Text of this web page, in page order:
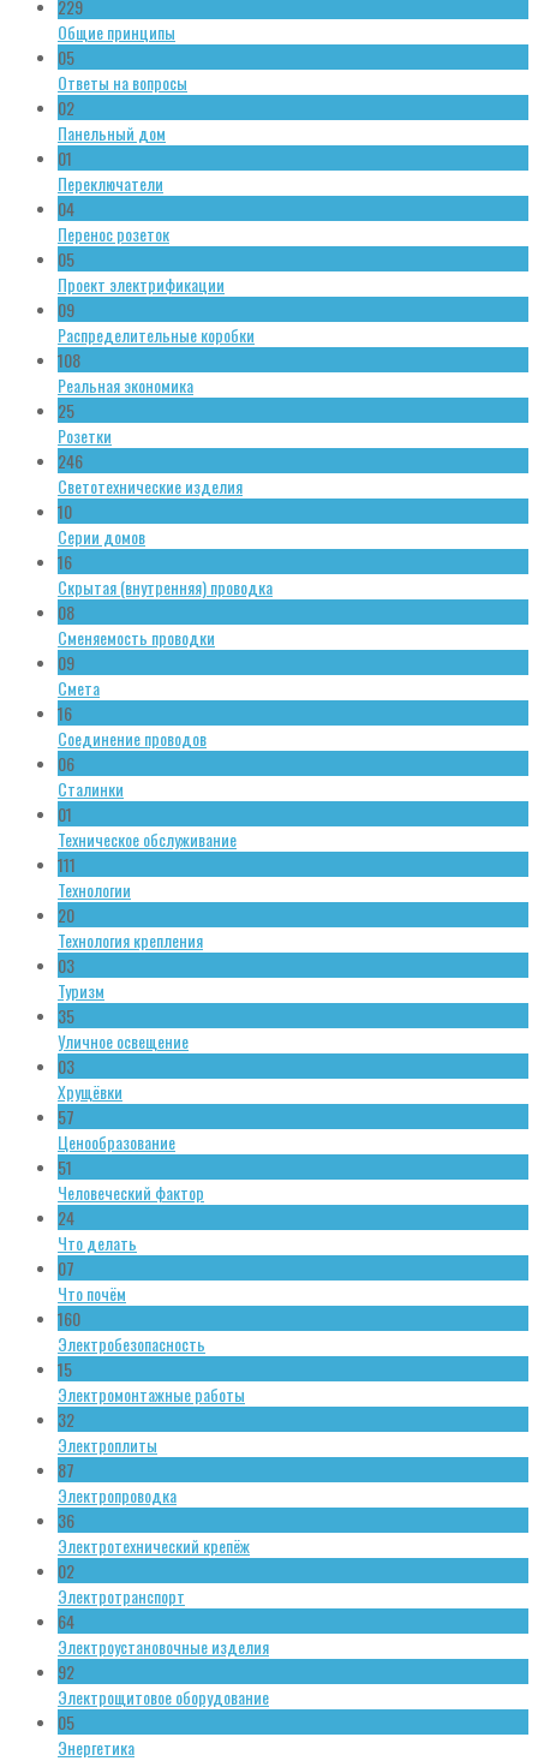
229
Общие принципы
05
Ответы на вопросы
02
Панельный дом
01
Переключатели
04
Перенос розеток
05
Проект электрификации
09
Распределительные коробки
108
Реальная экономика
25
Розетки
246
Светотехнические изделия
10
Серии домов
16
Скрытая (внутренняя) проводка
08
Сменяемость проводки
09
Смета
16
Соединение проводов
06
Сталинки
01
Техническое обслуживание
111
Технологии
20
Технология крепления
03
Туризм
35
Уличное освещение
03
Хрущёвки
57
Ценообразование
51
Человеческий фактор
24
Что делать
07
Что почём
160
Электробезопасность
15
Электромонтажные работы
32
Электроплиты
87
Электропроводка
36
Электротехнический крепёж
02
Электротранспорт
64
Электроустановочные изделия
92
Электрощитовое оборудование
05
Энергетика